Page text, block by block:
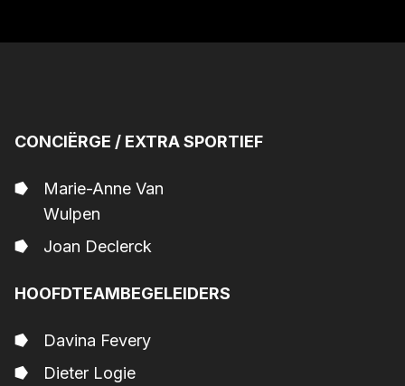
CONCIËRGE / EXTRA SPORTIEF
Marie-Anne Van
Wulpen
Joan Declerck
HOOFDTEAMBEGELEIDERS
Davina Fevery
Dieter Logie